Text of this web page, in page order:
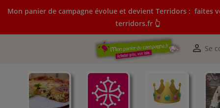
Mon panier de campagne évolue et devient Terridors : faites
terridors.fr 👆
 Se
Mon panier de campagne évolue et devient Terridors:
courses sur terridors.fr 👆